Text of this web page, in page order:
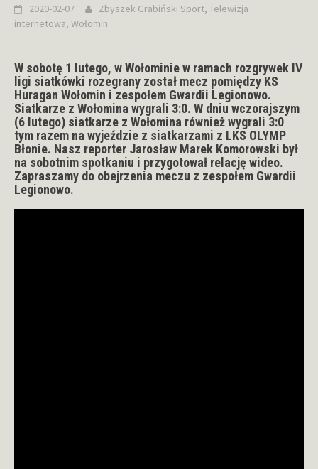
2020-02-07 Zbyszek Grabiński Sport, Telewizja
internetowa, Wołomin
W sobotę 1 lutego, w Wołominie w ramach rozgrywek IV
ligi siatkówki rozegrany został mecz pomiędzy KS
Huragan Wołomin i zespołem Gwardii Legionowo.
Siatkarze z Wołomina wygrali 3:0. W dniu wczorajszym
(6 lutego) siatkarze z Wołomina również wygrali 3:0
tym razem na wyjeździe z siatkarzami z LKS OLYMP
Błonie. Nasz reporter Jarosław Marek Komorowski był
na sobotnim spotkaniu i przygotował relację wideo.
Zapraszamy do obejrzenia meczu z zespołem Gwardii
Legionowo.